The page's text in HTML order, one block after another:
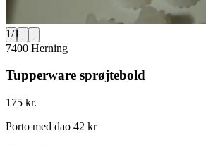
1/1
7400 Herning
Tupperware sprøjtebold
175 kr.
Porto med dao 42 kr